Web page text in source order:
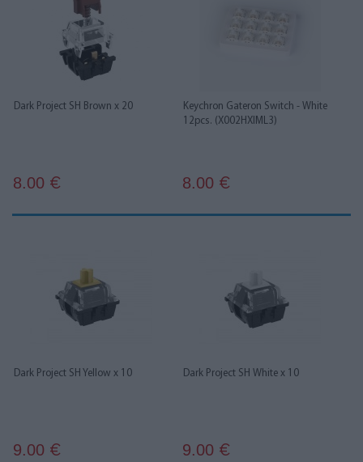
Dark Project SH Brown x 20
8.00 €
Keychron Gateron Switch - White
12pcs. (X002HXIML3)
8.00 €
Dark Project SH Yellow x 10
9.00 €
Dark Project SH White x 10
9.00 €